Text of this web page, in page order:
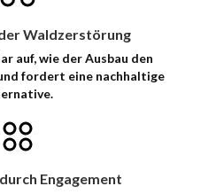
Waldzerstörung
auf, wie der Ausbau den
fordert eine nachhaltige
Engagement